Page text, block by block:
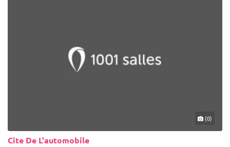
(0)
Cite De L'automobile